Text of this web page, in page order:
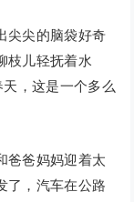
尖的脑袋好奇
枝儿轻抚着水
，这是一个多么
爸妈妈迎着太
了，汽车在公路